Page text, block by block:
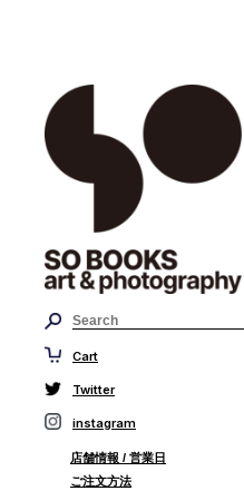
Cart
Twitter
instagram
店舗情報 / 営業日
ご注文方法